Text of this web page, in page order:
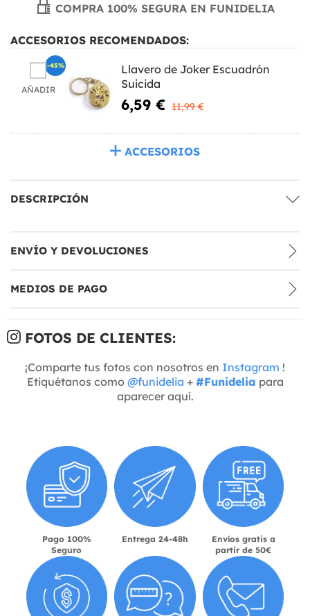
COMPRA 100% SEGURA EN FUNIDELIA
ACCESORIOS RECOMENDADOS:
AÑADIR
Llavero de Joker Escuadrón
Suicida
6,59 € 11,99 €
-45%
ACCESORIOS
DESCRIPCIÓN
ENVÍO Y DEVOLUCIONES
MEDIOS DE PAGO
FOTOS DE CLIENTES:
¡Comparte tus fotos con nosotros en Instagram !
Etiquétanos como @funidelia + #Funidelia para
aparecer aquí.
Pago 100%
Seguro
Entrega 24-48h
Envíos gratis a
partir de 50€